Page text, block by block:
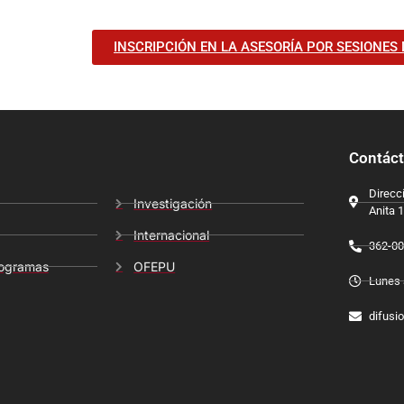
INSCRIPCIÓN EN LA ASESORÍA POR SESIONES
Investigación
Internacional
OFEPU
Anita
362-
Lunes